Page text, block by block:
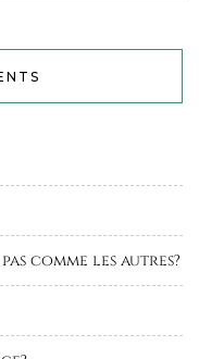
comme les autres?